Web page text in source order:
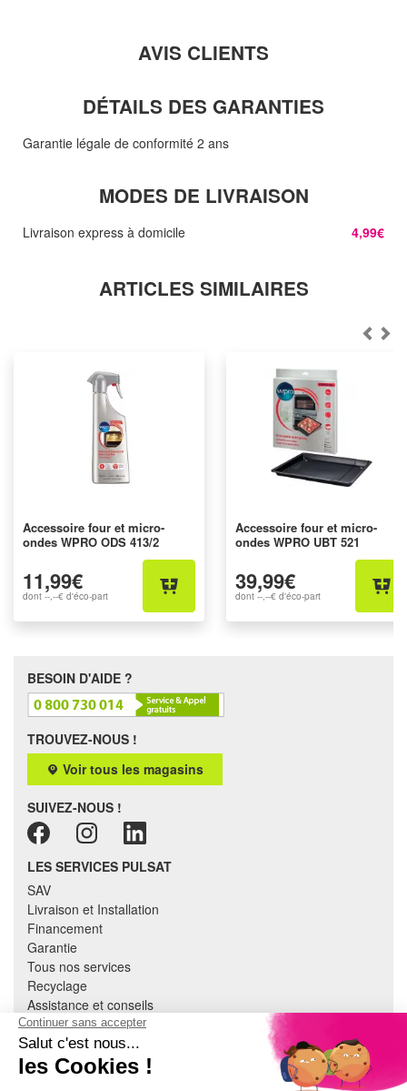
AVIS CLIENTS
DÉTAILS DES GARANTIES
Garantie légale de conformité 2 ans
MODES DE LIVRAISON
Livraison express à domicile 4,99€
ARTICLES SIMILAIRES
Accessoire four et micro-
ondes WPRO ODS 413/2
11,99€
dont --,--€ d'éco-part
Accessoire four et micro-
ondes WPRO UBT 521
39,99€
dont --,--€ d'éco-part
BESOIN D'AIDE ?
TROUVEZ-NOUS !
Voir tous les magasins
SUIVEZ-NOUS !
LES SERVICES PULSAT
SAV
Livraison et Installation
Financement
Garantie
Tous nos services
Recyclage
Assistance et conseils
Cuisine équipée
Literie
Nous contacter